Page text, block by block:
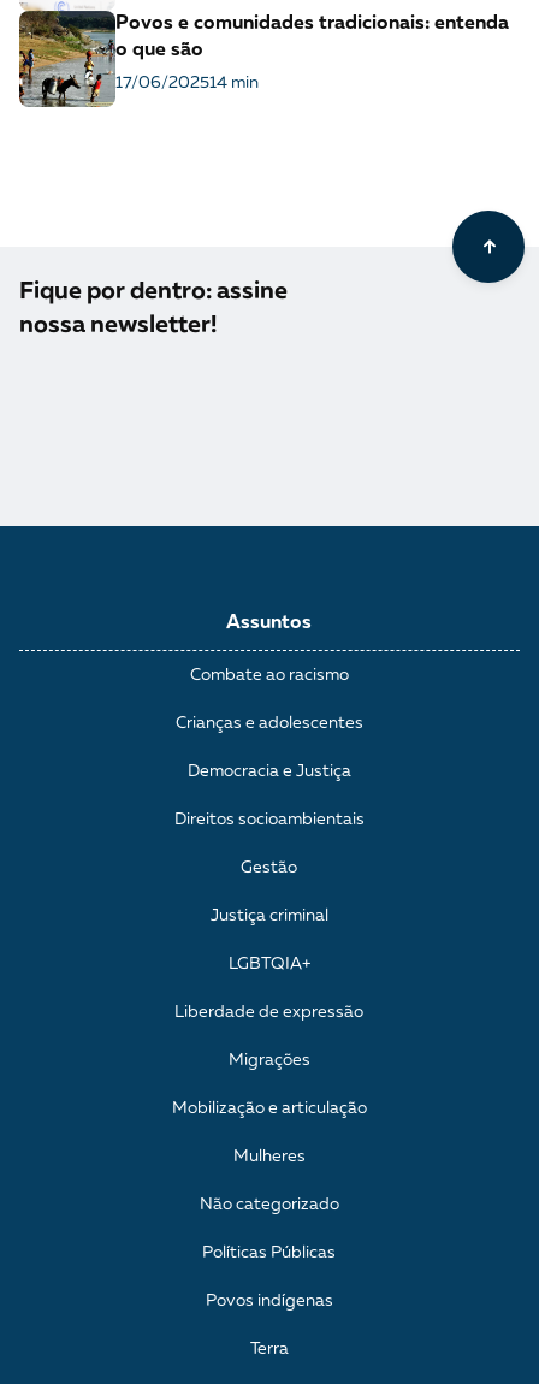
Povos e comunidades tradicionais: entenda
o que são
17/06/202514 min
Fique por dentro: assine
nossa newsletter!
Assuntos
Combate ao racismo
Crianças e adolescentes
Democracia e Justiça
Direitos socioambientais
Gestão
Justiça criminal
LGBTQIA+
Liberdade de expressão
Migrações
Mobilização e articulação
Mulheres
Não categorizado
Políticas Públicas
Povos indígenas
Terra